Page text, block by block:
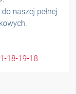
naszej pełnej
18-19-18